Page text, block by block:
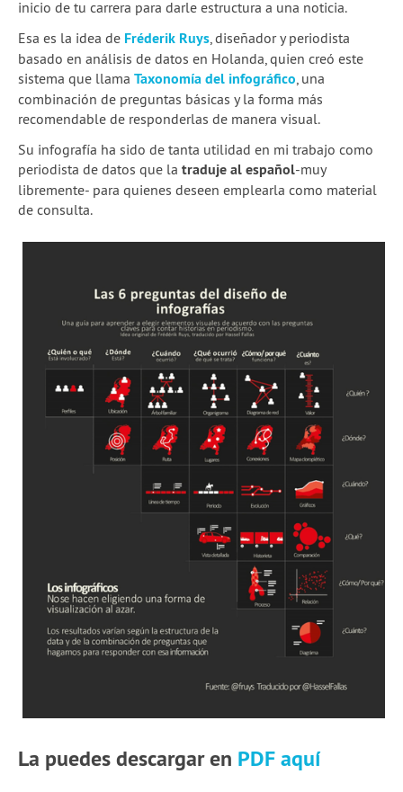
inicio de tu carrera para darle estructura a una noticia.
Esa es la idea de Fréderik Ruys, diseñador y periodista
basado en análisis de datos en Holanda, quien creó este
sistema que llama Taxonomía del infográfico, una
combinación de preguntas básicas y la forma más
recomendable de responderlas de manera visual.
Su infografía ha sido de tanta utilidad en mi trabajo como
periodista de datos que la traduje al español-muy
libremente- para quienes deseen emplearla como material
de consulta.
La puedes descargar en PDF aquí